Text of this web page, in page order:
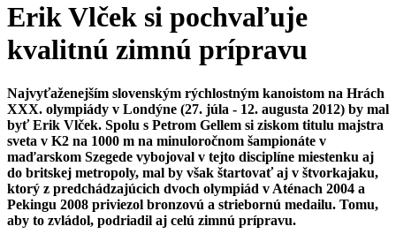
Erik Vlček si pochvaľuje
kvalitnú zimnú prípravu
Najvyťaženejším slovenským rýchlostným kanoistom na Hrách
XXX. olympiády v Londýne (27. júla - 12. augusta 2012) by mal
byť Erik Vlček. Spolu s Petrom Gellem si ziskom titulu majstra
sveta v K2 na 1000 m na minuloročnom šampionáte v
maďarskom Szegede vybojoval v tejto disciplíne miestenku aj
do britskej metropoly, mal by však štartovať aj v štvorkajaku,
ktorý z predchádzajúcich dvoch olympiád v Aténach 2004 a
Pekingu 2008 priviezol bronzovú a striebornú medailu. Tomu,
aby to zvládol, podriadil aj celú zimnú prípravu.